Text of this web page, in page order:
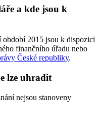
a kde jsou k
2015 jsou k dispozici
finančního úřadu nebo
České republiky.
lze uhradit
nejsou stanoveny